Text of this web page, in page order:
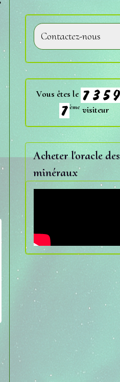
Contactez-nous
Vous êtes le
ème visiteur
Acheter l'oracle des
minéraux